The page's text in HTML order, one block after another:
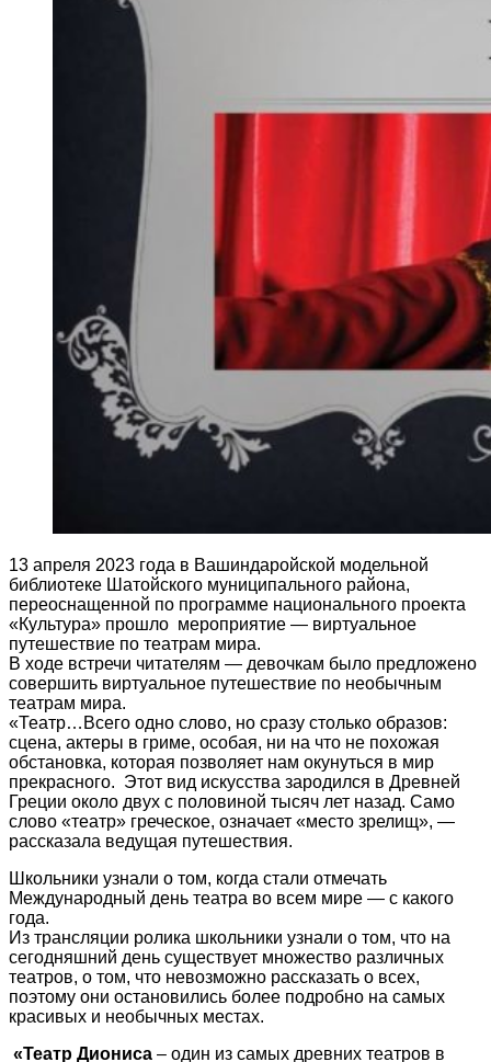
13 апреля 2023 года в Вашиндаройской модельной
библиотеке Шатойского муниципального района,
переоснащенной по программе национального проекта
«Культура» прошло мероприятие — виртуальное
путешествие по театрам мира.
В ходе встречи читателям — девочкам было предложено
совершить виртуальное путешествие по необычным
театрам мира.
«Театр…Всего одно слово, но сразу столько образов:
сцена, актеры в гриме, особая, ни на что не похожая
обстановка, которая позволяет нам окунуться в мир
прекрасного. Этот вид искусства зародился в Древней
Греции около двух с половиной тысяч лет назад. Само
слово «театр» греческое, означает «место зрелищ», —
рассказала ведущая путешествия.
Школьники узнали о том, когда стали отмечать
Международный день театра во всем мире — с какого
года.
Из трансляции ролика школьники узнали о том, что на
сегодняшний день существует множество различных
театров, о том, что невозможно рассказать о всех,
поэтому они остановились более подробно на самых
красивых и необычных местах.
«Театр Диониса – один из самых древних театров в